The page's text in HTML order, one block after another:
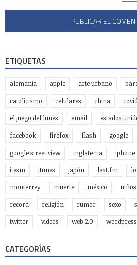
ETIQUETAS
alemania apple arte urbano
catolicismo celulares china
el juego del lunes email estados
facebook firefox flash google
google street view inglaterra iphone
itesm itunes japón last.fm
monterrey muerte méxico niños
record religión rumor sexo
twitter videos web 2.0 wordpress
CATEGORÍAS